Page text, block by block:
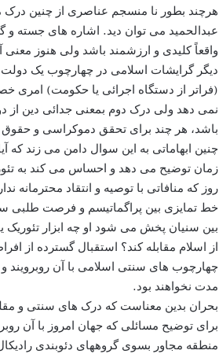
هرچند بطور نا منسجم عناصری از چنین
عبدالحمید می توان دید. اشاره های جسته
واقعاً کلیدی و ارزشمند باشد ولی هنوز
دیگر گرایشات اسلامی در چهارچوب یک
(فراتر از دستگاه اجرائی یا حکومت)
نمی دهد ولی درک دوم بمعنی جدائی دین از
باشد، هر چند برای تحقق دموکراسی و
چنین ابهاماتی به این سوال دامن می زند
زمان توضیح می دهد و احساس می کند به
روز که منافاتی با توصیه و انتقاد
خط تمایزی بین پراگماتیسم و فرصت طلبی
بین سنیان پخش می شود او چه ابزار تئوریک یا
از اسلام مقابله کند؟ استقبال گسترده از
چهارچوب های سنتی اسلامی با آن روبرویند
مدت نخواهند بود.
بحران بدین معناست که درک های سنتی و
برای توضیح مسائلی که جهان امروز با آن
منطقه مجاور بسوی گروههای دئوبندی